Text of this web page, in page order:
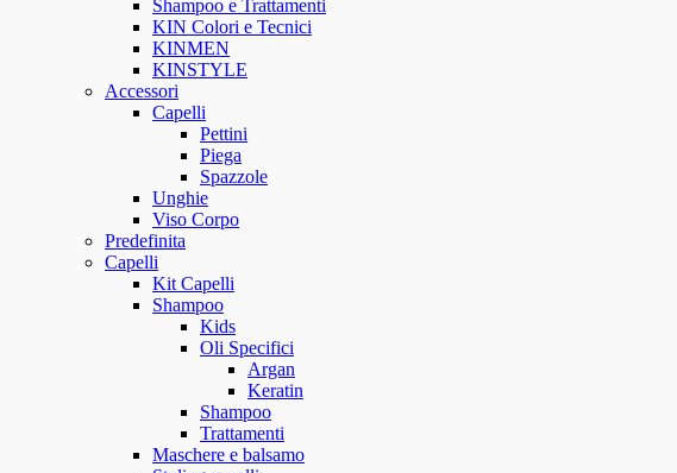
Shampoo e Trattamenti
KIN Colori e Tecnici
KINMEN
KINSTYLE
Accessori
Capelli
Pettini
Piega
Spazzole
Unghie
Viso Corpo
Predefinita
Capelli
Kit Capelli
Shampoo
Kids
Oli Specifici
Argan
Keratin
Shampoo
Trattamenti
Maschere e balsamo